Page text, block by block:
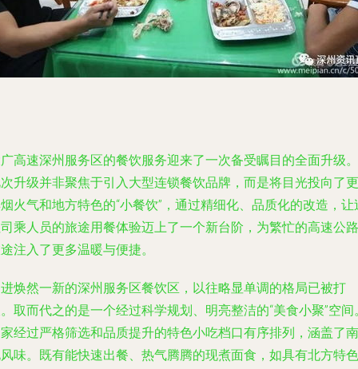
高速深州服务区的餐饮服务迎来了一次备受瞩目的全面升级。
升级并非聚焦于引入大型连锁餐饮品牌，而是将目光投向了更
火气和地方特色的“小餐饮”，通过精细化、品质化的改造，让
乘人员的旅途用餐体验迈上了一个新台阶，为繁忙的高速公路
注入了更多温暖与便捷。
焕然一新的深州服务区餐饮区，以往略显单调的格局已被打
取而代之的是一个经过科学规划、明亮整洁的“美食小聚”空间
经过严格筛选和品质提升的特色小吃档口有序排列，涵盖了南
味。既有能快速出餐、热气腾腾的现煮面食，如具有北方特色